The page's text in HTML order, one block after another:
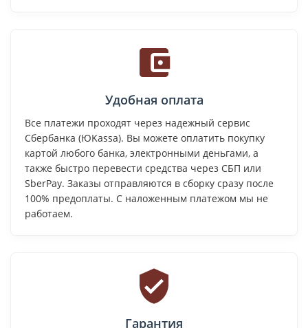
Удобная оплата
Все платежи проходят через надежный сервис
Сбербанка (ЮKassa). Вы можете оплатить покупку
картой любого банка, электронными деньгами, а
также быстро перевести средства через СБП или
SberPay. Заказы отправляются в сборку сразу после
100% предоплаты. С наложенным платежом мы не
работаем.
Гарантия